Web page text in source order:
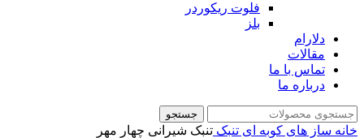
فلوت ریکوردر
بلز
دلارام
مقالات
تماس با ما
درباره ما
جستجو
خانه ساز های کوبه ای تنبک تنبک شیرانی چهار مهر